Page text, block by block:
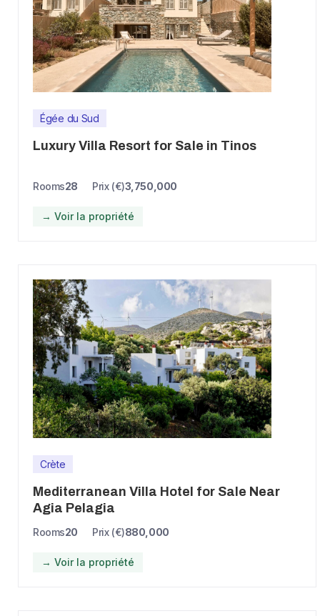
Égée du Sud
Luxury Villa Resort for Sale in Tinos
Rooms28 Prix (€)3,750,000
→ Voir la propriété
Crète
Mediterranean Villa Hotel for Sale Near
Agia Pelagia
Rooms20 Prix (€)880,000
→ Voir la propriété